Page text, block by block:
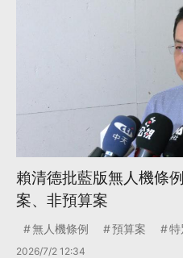
賴清德批藍版無人機條
案、非預算案
無人機條例 預算案 特
2026/7/2 12:34